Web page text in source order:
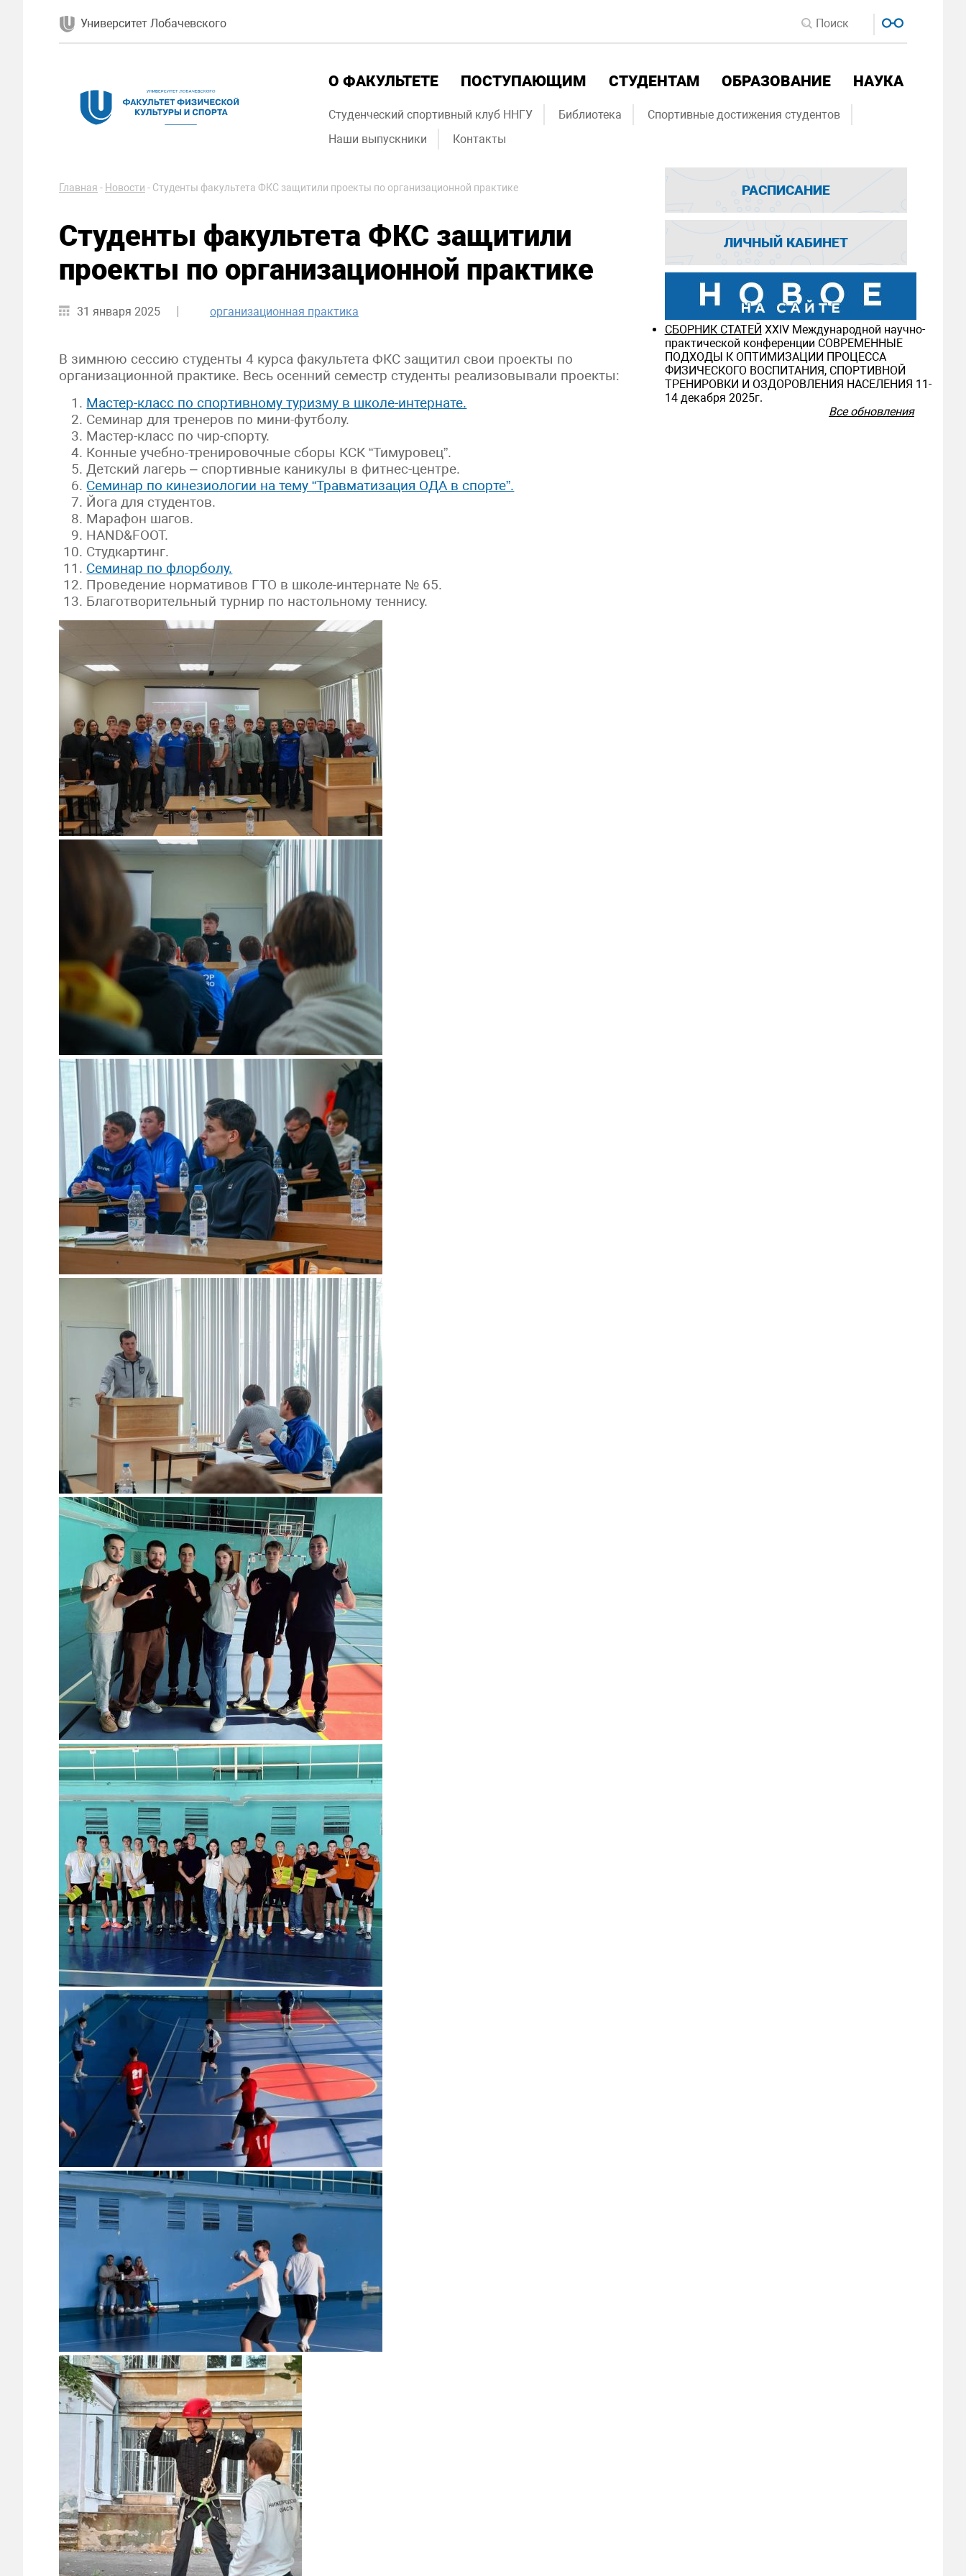
Университет Лобачевского
О ФАКУЛЬТЕТЕ ПОСТУПАЮЩИМ СТУДЕНТАМ ОБРАЗОВАНИЕ НАУКА
Студенческий спортивный клуб ННГУ Библиотека
Спортивные достижения студентов
Наши выпускники
Контакты
Главная - Новости - Студенты факультета ФКС защитили проекты по организационной практике
Студенты факультета ФКС защитили
проекты по организационной практике
31 января 2025 организационная практика
В зимнюю сессию студенты 4 курса факультета ФКС защитил свои проекты по
организационной практике. Весь осенний семестр студенты реализовывали проекты:
Мастер-класс по спортивному туризму в школе-интернате.
Семинар для тренеров по мини-футболу.
Мастер-класс по чир-спорту.
Конные учебно-тренировочные сборы КСК “Тимуровец”.
Детский лагерь – спортивные каникулы в фитнес-центре.
Семинар по кинезиологии на тему “Травматизация ОДА в спорте”.
Йога для студентов.
Марафон шагов.
HAND&FOOT.
Студкартинг.
Семинар по флорболу.
Проведение нормативов ГТО в школе-интернате № 65.
Благотворительный турнир по настольному теннису.
РАСПИСАНИЕ
ЛИЧНЫЙ КАБИНЕТ
СБОРНИК СТАТЕЙ ХXIV Международной научно-
практической конференции СОВРЕМЕННЫЕ
ПОДХОДЫ К ОПТИМИЗАЦИИ ПРОЦЕССА
ФИЗИЧЕСКОГО ВОСПИТАНИЯ, СПОРТИВНОЙ
ТРЕНИРОВКИ И ОЗДОРОВЛЕНИЯ НАСЕЛЕНИЯ 11-
14 декабря 2025г.
Все обновления